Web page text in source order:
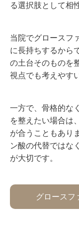
る選択肢として相
当院でグロースフ
に長持ちするから
の土台そのものを
視点でも考えやす
一方で、骨格的な
を整えたい場合は
が合うこともあり
ン酸の代替ではな
が大切です。
グロースフ